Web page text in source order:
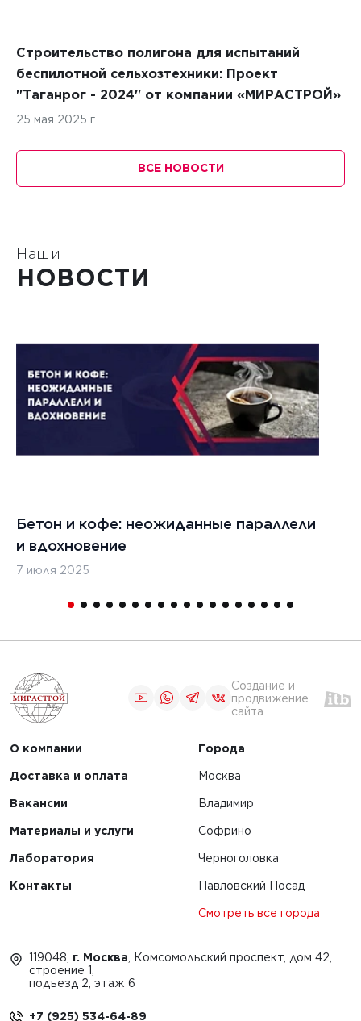
Строительство полигона для испытаний
беспилотной сельхозтехники: Проект
"Таганрог - 2024" от компании «МИРАСТРОЙ»
25 мая 2025 г
ВСЕ НОВОСТИ
Наши
НОВОСТИ
Бетон и кофе: неожиданные параллели
и вдохновение
7 июля 2025
Создание и
продвижение
сайта
О компании
Доставка и оплата
Вакансии
Материалы и услуги
Лаборатория
Контакты
Города
Москва
Владимир
Софрино
Черноголовка
Павловский Посад
Смотреть все города
119048, г. Москва , Комсомольский проспект, дом 42,
строение 1,
подъезд 2, этаж 6
+7 (925) 534-64-89